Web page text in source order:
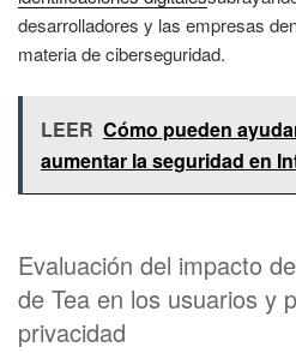
desarrolladores y las empresas
materia de ciberseguridad.
LEER Cómo pueden
aumentar la seguridad en
Evaluación del impacto
de Tea en los usuarios y
privacidad